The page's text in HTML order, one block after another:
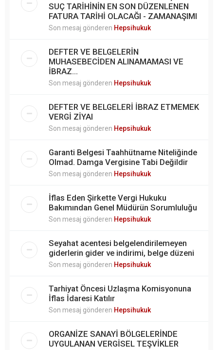
SUÇ TARİHİNİN EN SON DÜZENLENEN
FATURA TARİHİ OLACAĞI - ZAMANAŞIMI
Son mesaj gönderen Hepsihukuk
DEFTER VE BELGELERİN
MUHASEBECİDEN ALINAMAMASI VE
İBRAZ...
Son mesaj gönderen Hepsihukuk
DEFTER VE BELGELERİ İBRAZ ETMEMEK
VERGİ ZİYAI
Son mesaj gönderen Hepsihukuk
Garanti Belgesi Taahhütname Niteliğinde
Olmad. Damga Vergisine Tabi Değildir
Son mesaj gönderen Hepsihukuk
İflas Eden Şirkette Vergi Hukuku
Bakımından Genel Müdürün Sorumluluğu
Son mesaj gönderen Hepsihukuk
Seyahat acentesi belgelendirilemeyen
giderlerin gider ve indirimi, belge düzeni
Son mesaj gönderen Hepsihukuk
Tarhiyat Öncesi Uzlaşma Komisyonuna
İflas İdaresi Katılır
Son mesaj gönderen Hepsihukuk
ORGANİZE SANAYİ BÖLGELERİNDE
UYGULANAN VERGİSEL TEŞVİKLER